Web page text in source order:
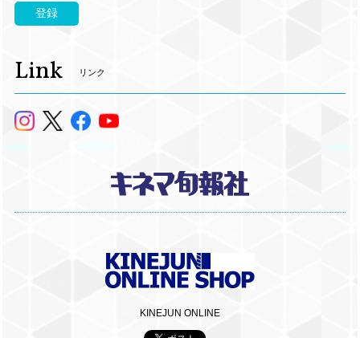
登録
Link リンク
KINEJUN ONLINE